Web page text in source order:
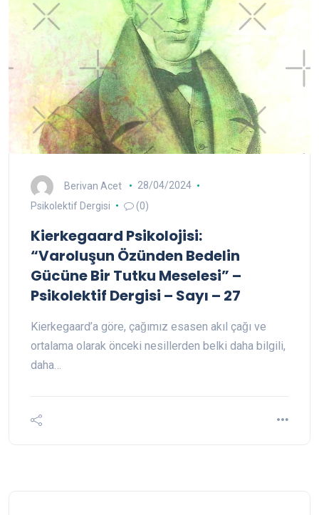
Berivan Acet
28/04/2024
Psikolektif Dergisi
(0)
Kierkegaard Psikolojisi:
“Varoluşun Özünden Bedelin
Gücüne Bir Tutku Meselesi” –
Psikolektif Dergisi – Sayı – 27
Kierkegaard’a göre, çağımız esasen akıl çağı ve
ortalama olarak önceki nesillerden belki daha bilgili,
daha…